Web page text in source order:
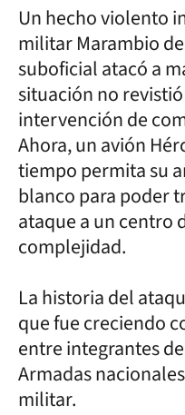
Un hecho violento
militar Marambio
suboficial atacó a
situación no
intervención de
Ahora, un avión
tiempo permita su
blanco para poder
ataque a un centro
complejidad.
La historia del
que fue creciendo
entre integrantes
Armadas
militar.